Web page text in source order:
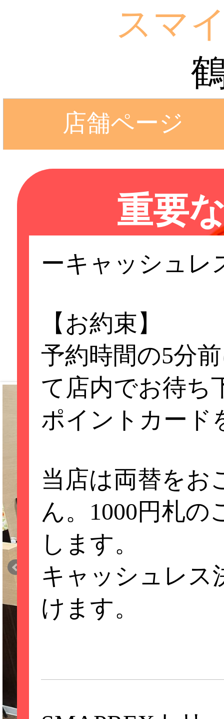
スマ
店舗ページ
重要
ーキャッシュレ
【お約束】
予約時間の5分
て店内でお待ち
ポイントカード
当店は両替をお
ん。1000円札
します。
キャッシュレス
けます。